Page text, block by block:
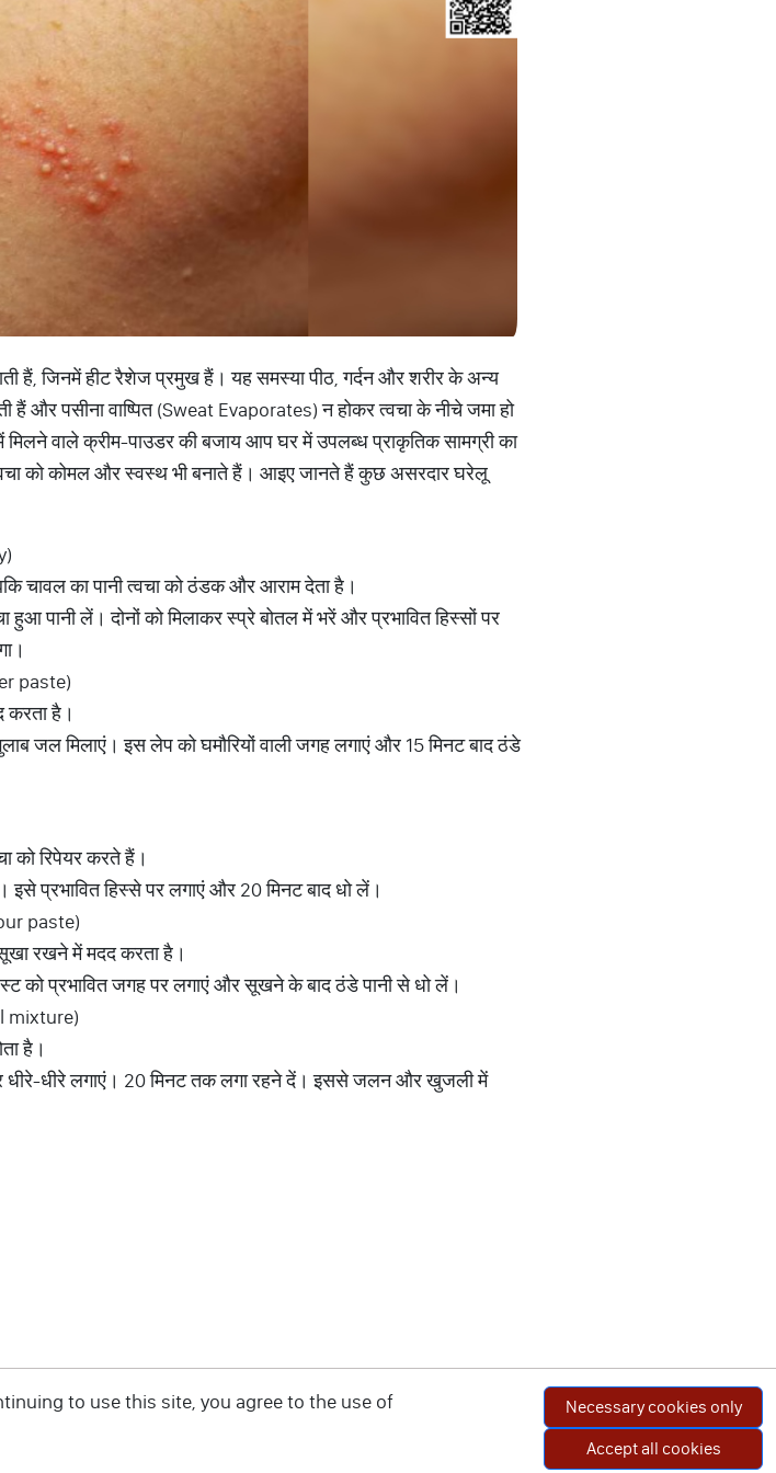
हैं, जिनमें हीट रैशेज प्रमुख हैं। यह समस्या पीठ, गर्दन और शरीर के अन्य
हैं और पसीना वाष्पित (Sweat Evaporates) न होकर त्वचा के नीचे जमा हो
वाले क्रीम-पाउडर की बजाय आप घर में उपलब्ध प्राकृतिक सामग्री का
को कोमल और स्वस्थ भी बनाते हैं। आइए जानते हैं कुछ असरदार घरेलू
चावल का पानी त्वचा को ठंडक और आराम देता है।
हुआ पानी लें। दोनों को मिलाकर स्प्रे बोतल में भरें और प्रभावित हिस्सों पर
paste)
करता है।
जल मिलाएं। इस लेप को घमौरियों वाली जगह लगाएं और 15 मिनट बाद ठंडे
को रिपेयर करते हैं।
प्रभावित हिस्से पर लगाएं और 20 मिनट बाद धो लें।
paste)
रखने में मदद करता है।
को प्रभावित जगह पर लगाएं और सूखने के बाद ठंडे पानी से धो लें।
mixture)
है।
धीरे-धीरे लगाएं। 20 मिनट तक लगा रहने दें। इससे जलन और खुजली में
to use this site, you agree to the use of
Necessary cookies only
Accept all cookies